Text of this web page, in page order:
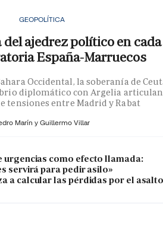
GEOPOLÍTICA
ajedrez político en cada
España-Marruecos
Occidental, la soberanía de
diplomático con Argelia articulan
tensiones entre Madrid y Rabat
Marín y Guillermo Villar
urgencias como efecto llamada:
servirá para pedir asilo»
a calcular las pérdidas por el